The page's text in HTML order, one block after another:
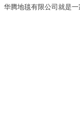
华腾地毯有限公司就是